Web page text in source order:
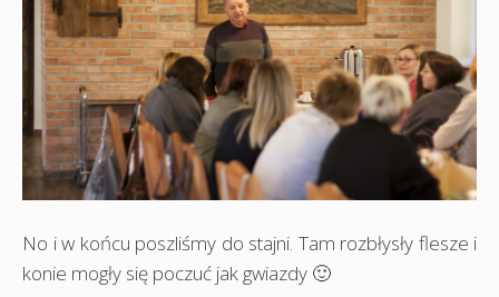
No i w końcu poszliśmy do stajni. Tam rozbłysły flesze i
konie mogły się poczuć jak gwiazdy 🙂